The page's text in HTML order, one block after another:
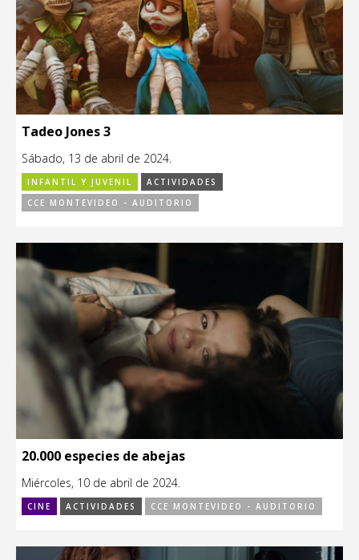
Tadeo Jones 3
Sábado, 13 de abril de 2024.
INFANTIL Y JUVENIL
ACTIVIDADES
CCE MONTEVIDEO - AUDITORIO
20.000 especies de abejas
Miércoles, 10 de abril de 2024.
CINE ACTIVIDADES CCE MONTEVIDEO - AUDITORIO